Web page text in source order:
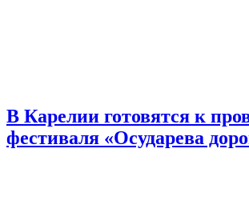
В Карелии готовятся к
фестиваля «Осударева